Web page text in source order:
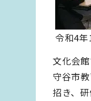
令和4
文化会
守谷市
招き、研